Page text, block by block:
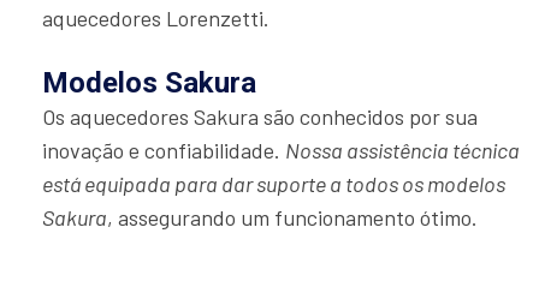
aquecedores Lorenzetti.
Modelos Sakura
Os aquecedores Sakura são conhecidos por sua
inovação e confiabilidade. Nossa assistência técnica
está equipada para dar suporte a todos os modelos
Sakura, assegurando um funcionamento ótimo.